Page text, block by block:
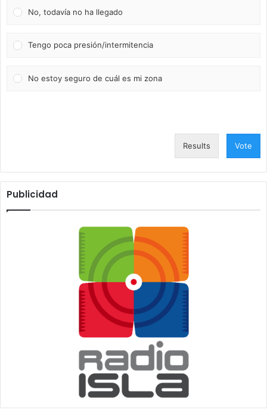
No, todavía no ha llegado
Tengo poca presión/intermitencia
No estoy seguro de cuál es mi zona
Results Vote
Publicidad